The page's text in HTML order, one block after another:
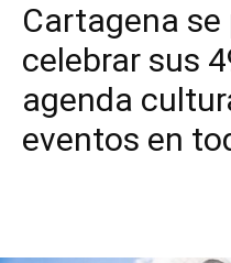
Cartagena se
celebrar sus
agenda
eventos en